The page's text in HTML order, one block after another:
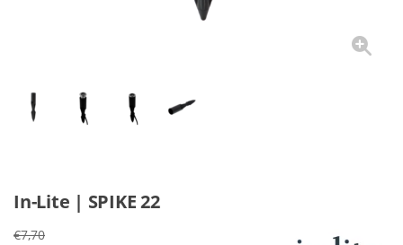
In-Lite | SPIKE 22
€7,70